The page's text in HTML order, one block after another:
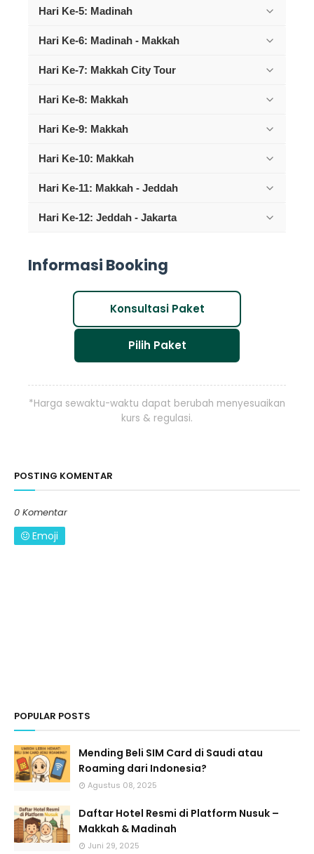
Hari Ke-5: Madinah
Hari Ke-6: Madinah - Makkah
Hari Ke-7: Makkah City Tour
Hari Ke-8: Makkah
Hari Ke-9: Makkah
Hari Ke-10: Makkah
Hari Ke-11: Makkah - Jeddah
Hari Ke-12: Jeddah - Jakarta
Informasi Booking
Konsultasi Paket
Pilih Paket
*Harga sewaktu-waktu dapat berubah menyesuaikan
kurs & regulasi.
POSTING KOMENTAR
0 Komentar
Emoji
POPULAR POSTS
Mending Beli SIM Card di Saudi atau
Roaming dari Indonesia?
Agustus 08, 2025
Daftar Hotel Resmi di Platform Nusuk –
Makkah & Madinah
Juni 29, 2025